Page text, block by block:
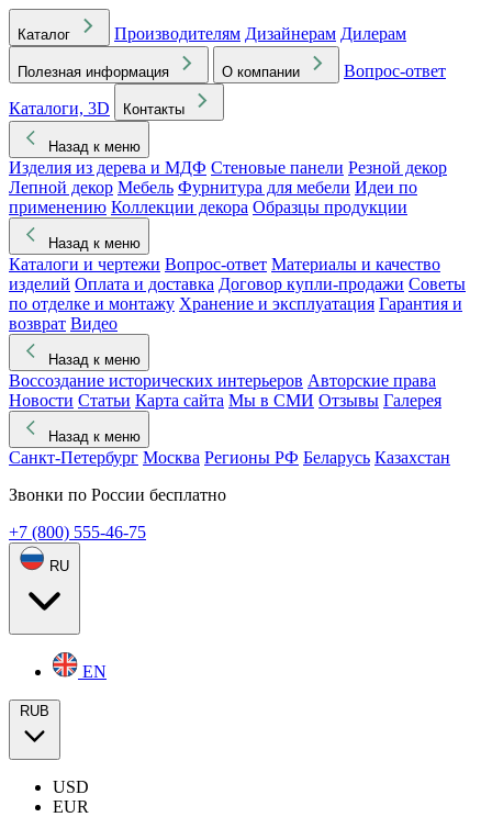
Каталог Производителям Дизайнерам Дилерам
Полезная информация О компании
Вопрос-ответ
Каталоги, 3D
Контакты
Назад к меню
Изделия из дерева и МДФ Стеновые панели Резной декор
Лепной декор Мебель Фурнитура для мебели Идеи по
применению Коллекции декора Образцы продукции
Назад к меню
Каталоги и чертежи Вопрос-ответ Материалы и качество
изделий Оплата и доставка Договор купли-продажи Советы
по отделке и монтажу Хранение и эксплуатация Гарантия и
возврат Видео
Назад к меню
Воссоздание исторических интерьеров Авторские права
Новости Статьи Карта сайта Мы в СМИ Отзывы Галерея
Назад к меню
Санкт-Петербург Москва Регионы РФ Беларусь Казахстан
Звонки по России бесплатно
+7 (800) 555-46-75
RU
EN
RUB
USD
EUR